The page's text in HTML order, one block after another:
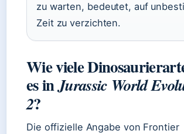
zu warten, bedeutet, auf
Zeit zu verzichten.
Wie viele
es inJurassic World
2?
Die offizielle Angabe von Frontier